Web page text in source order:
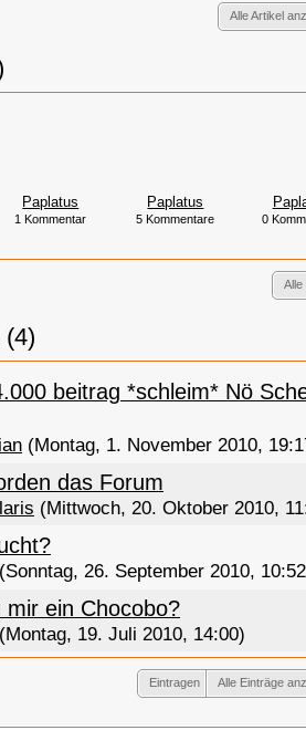
Alle Artikel
Paplatus
1 Kommentar
Paplatus
5 Kommentare 0
Alle
(4)
beitrag *schleim* Nö
(Montag, 1. November 2010,
das Forum
(Mittwoch, 20. Oktober 2010,
(Sonntag, 26. September 2010,
mir ein Chocobo?
(Montag, 19. Juli 2010, 14:00)
Alle Einträge
Eintragen